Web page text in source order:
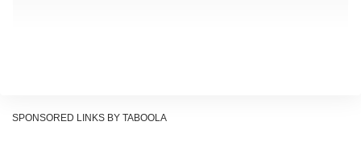
SPONSORED LINKS BY TABOOLA